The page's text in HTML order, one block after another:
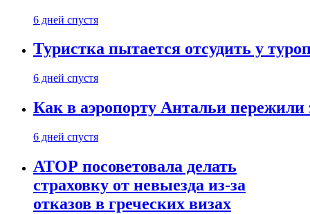
6 дней спустя
Туристка пытается отсудить у
6 дней спустя
Как в аэропорту Антальи
6 дней спустя
АТОР посоветовала делать
страховку от невыезда из-за
отказов в греческих визах